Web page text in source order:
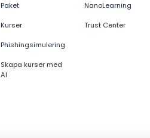
Paket
Kurser
Phishingsimulering
Skapa kurser med
AI
NanoLearning
Trust Center